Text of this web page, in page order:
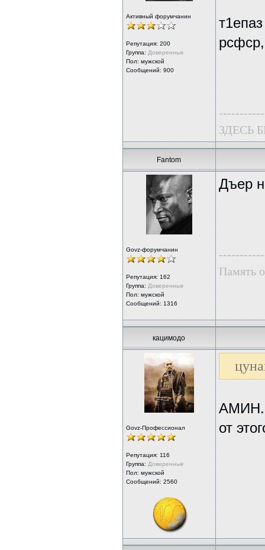
Активный форумчанин
Репутация: 200
Группа: Доверенные
Пол: мужской
Сообщений: 900
ЗДЕСЬ
Fantom
Govz-форумчанин
Репутация: 162
Группа: Доверенные
Пол: мужской
Сообщений: 1316
Дъер
Память
кацимодо
Govz-Профессионал
Репутация: 116
Группа: Доверенные
Пол: мужской
Сообщений: 2560
АМИН.
от